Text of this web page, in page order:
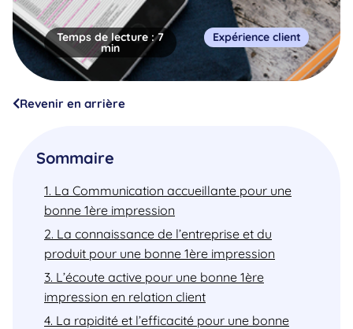
Temps de lecture :7
min
Expérience client
Revenir en arrière
Sommaire
1. La Communication accueillante pour une
bonne 1ère impression
2. La connaissance de l’entreprise et du
produit pour une bonne 1ère impression
3. L’écoute active pour une bonne 1ère
impression en relation client
4. La rapidité et l’efficacité pour une bonne